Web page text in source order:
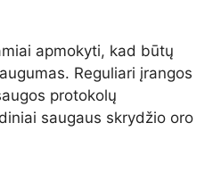
apmokyti, kad būtų
Reguliari įrangos
protokolų
saugaus skrydžio oro